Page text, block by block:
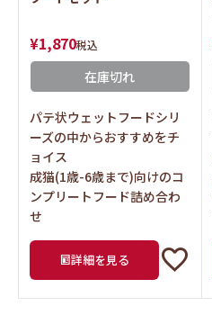
¥1,870税込
在庫切れ
パテ状ウェットフードシリ
ーズの中からおすすめをチ
ョイス
成猫(1歳-6歳まで)向けのコ
ンプリートフード詰め合わ
せ
詳細を見る